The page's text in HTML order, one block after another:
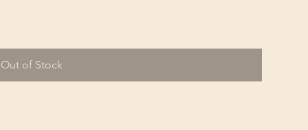
Out of Stock